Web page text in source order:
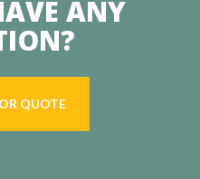
ANY
QUOTE